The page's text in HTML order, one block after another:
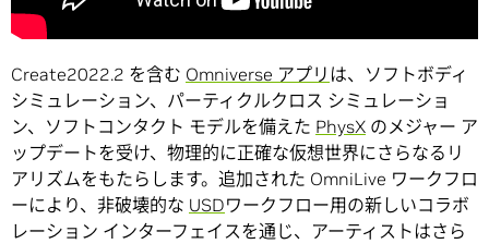
Create2022.2 を含む Omniverse アプリ は、ソフトボディ
シミュレーション、パーティクルクロス シミュレーショ
ン、ソフトコンタクト モデルを備えた PhysX のメジャー ア
ップデートを受け、物理的に正確な仮想世界にさらなるリ
アリズムをもたらします。追加された OmniLive ワークフロ
ーにより、非破壊的な USDワークフロー用の新しいコラボ
レーション インターフェイスを通じ、アーティストはさら